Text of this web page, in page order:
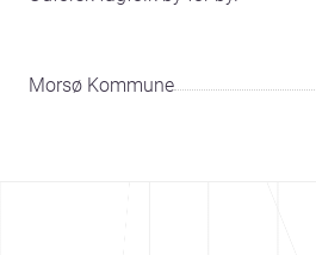
Morsø Kommune